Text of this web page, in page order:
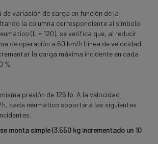
variación de carga en función de la
la columna correspondiente al símbolo
(L = 120), se verifica que, al reducir
de operación a 60 km/h (línea de velocidad
la carga máxima incidente en cada
%.
presión de 125 lb. A la velocidad
h, cada neumático soportará las siguientes
monta simple (3.550 kg incrementado un 10